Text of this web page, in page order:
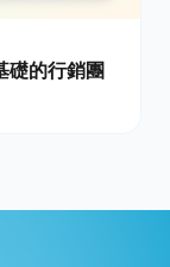
礎的行銷團